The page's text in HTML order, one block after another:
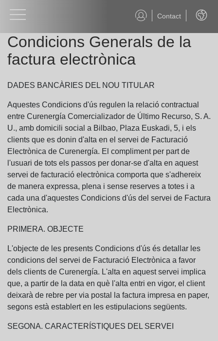
Contact
English
Condicions Generals de la
factura electrònica
DADES BANCÀRIES DEL NOU TITULAR
Aquestes Condicions d'ús regulen la relació contractual
entre Curenergía Comercializador de Último Recurso, S. A.
U., amb domicili social a Bilbao, Plaza Euskadi, 5, i els
clients que es donin d'alta en el servei de Facturació
Electrònica de Curenergía. El compliment per part de
l'usuari de tots els passos per donar-se d'alta en aquest
servei de facturació electrònica comporta que s'adhereix
de manera expressa, plena i sense reserves a totes i a
cada una d'aquestes Condicions d'ús del servei de Factura
Electrònica.
PRIMERA. OBJECTE
L'objecte de les presents Condicions d'ús és detallar les
condicions del servei de Facturació Electrònica a favor
dels clients de Curenergía. L'alta en aquest servei implica
que, a partir de la data en què l'alta entri en vigor, el client
deixarà de rebre per via postal la factura impresa en paper,
segons està establert en les estipulacions següents.
SEGONA. CARACTERÍSTIQUES DEL SERVEI